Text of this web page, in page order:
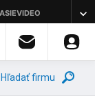
Hľadať firmu